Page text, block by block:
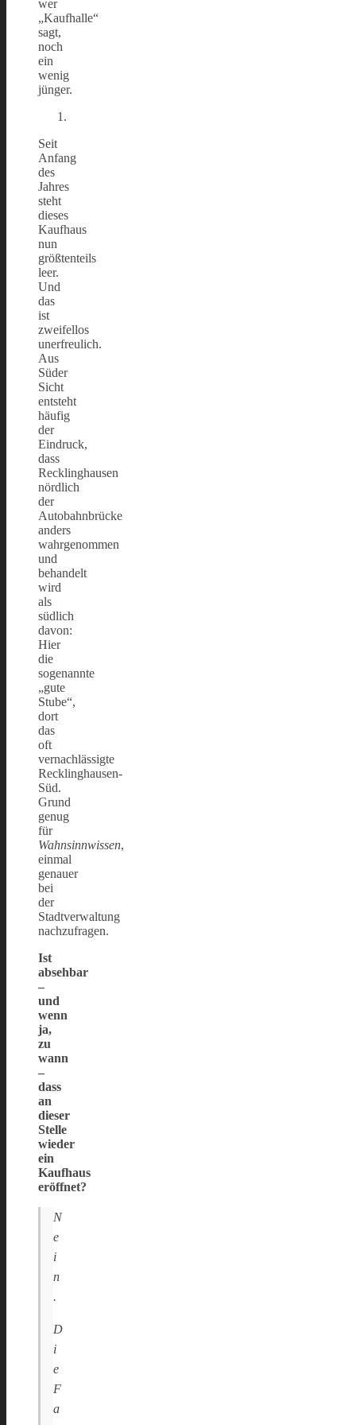
wer
„Kaufhalle“
sagt,
noch
ein
wenig
jünger.
Seit
Anfang
des
Jahres
steht
dieses
Kaufhaus
nun
größtenteils
leer.
Und
das
ist
zweifellos
unerfreulich.
Aus
Süder
Sicht
entsteht
häufig
der
Eindruck,
dass
Recklinghausen
nördlich
der
Autobahnbrücke
anders
wahrgenommen
und
behandelt
wird
als
südlich
davon:
Hier
die
sogenannte
„gute
Stube“,
dort
das
oft
vernachlässigte
Recklinghausen-
Süd.
Grund
genug
für
Wahnsinnwissen,
einmal
genauer
bei
der
Stadtverwaltung
nachzufragen.
Ist
absehbar
–
und
wenn
ja,
zu
wann
–
dass
an
dieser
Stelle
wieder
ein
Kaufhaus
eröffnet?
N
e
i
n
.
D
i
e
F
a